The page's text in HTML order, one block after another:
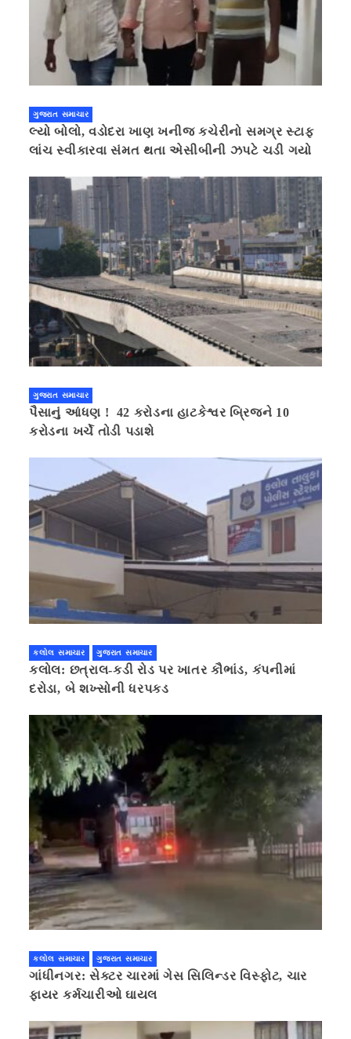
ગુજરાત સમાચાર
લ્યો બોલો, વડોદરા ખાણ ખનીજ કચેરીનો સમગ્ર સ્ટાફ
લાંચ સ્વીકારવા સંમત થતા એસીબીની ઝપટે ચડી ગયો
ગુજરાત સમાચાર
પૈસાનું આંધણ ! 42 કરોડના હાટકેશ્વર બ્રિજને 10
કરોડના ખર્ચે તોડી પડાશે
કલોલ સમાચાર ગુજરાત સમાચાર
કલોલ: છત્રાલ-કડી રોડ પર ખાતર કૌભાંડ, કંપનીમાં
દરોડા, બે શખ્સોની ધરપકડ
કલોલ સમાચાર ગુજરાત સમાચાર
ગાંધીનગર: સેક્ટર ચારમાં ગેસ સિલિન્ડર વિસ્ફોટ, ચાર
ફાયર કર્મચારીઓ ઘાયલ